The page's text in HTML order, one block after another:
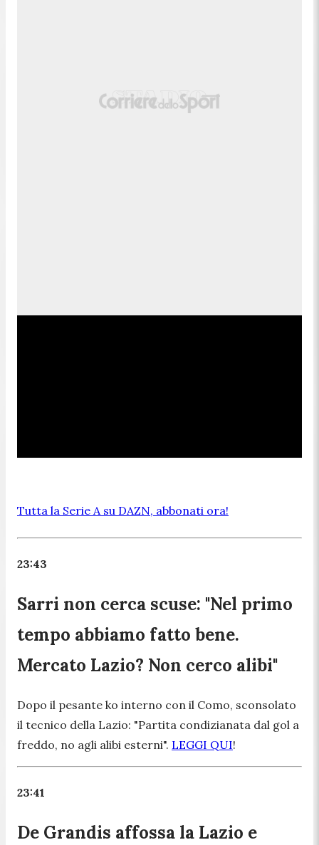
Tutta la Serie A su DAZN, abbonati ora!
23:43
Sarri non cerca scuse: "Nel primo
tempo abbiamo fatto bene.
Mercato Lazio? Non cerco alibi"
Dopo il pesante ko interno con il Como, sconsolato
il tecnico della Lazio: "Partita condizianata dal gol a
freddo, no agli alibi esterni". LEGGI QUI!
23:41
De Grandis affossa la Lazio e